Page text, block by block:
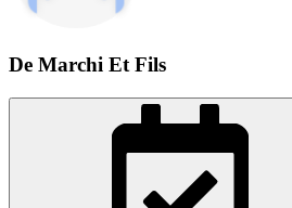
De Marchi Et Fils